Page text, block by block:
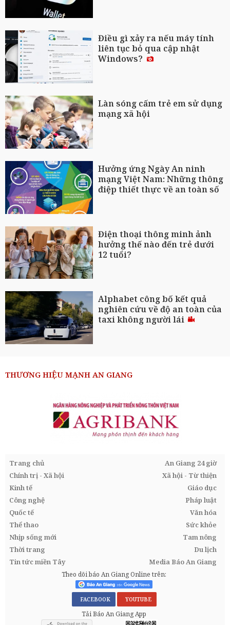
Điều gì xảy ra nếu máy tính
liên tục bỏ qua cập nhật
Windows?
Làn sóng cấm trẻ em sử dụng
mạng xã hội
Hưởng ứng Ngày An ninh
mạng Việt Nam: Những thông
điệp thiết thực về an toàn số
Điện thoại thông minh ảnh
hưởng thế nào đến trẻ dưới
12 tuổi?
Alphabet công bố kết quả
nghiên cứu về độ an toàn của
taxi không người lái
THƯƠNG HIỆU MẠNH AN GIANG
Trang chủ
An Giang 24 giờ
Chính trị - Xã hội
Xã hội - Từ thiện
Kinh tế
Giáo dục
Công nghệ
Pháp luật
Quốc tế
Văn hóa
Thể thao
Sức khỏe
Nhịp sống mới
Tam nông
Thời trang
Du lịch
Tin tức miền Tây
Media Báo An Giang
Theo dõi báo An Giang Online trên:
FACEBOOK YOUTUBE
Tải Báo An Giang App